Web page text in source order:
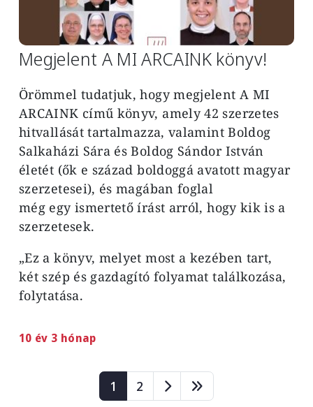
Megjelent A MI ARCAINK könyv!
Örömmel tudatjuk, hogy megjelent A MI
ARCAINK című könyv, amely 42 szerzetes
hitvallását tartalmazza, valamint Boldog
Salkaházi Sára és Boldog Sándor István
életét (ők e század boldoggá avatott magyar
szerzetesei), és magában foglal
még egy ismertető írást arról, hogy kik is a
szerzetesek.
„Ez a könyv, melyet most a kezében tart,
két szép és gazdagító folyamat találkozása,
folytatása.
10 év 3 hónap
OldalszámozásPage
1 Page
2